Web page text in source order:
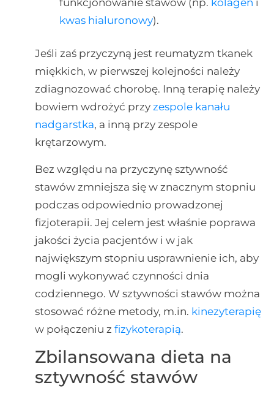
kwas hialuronowy).
Jeśli zaś przyczyną jest reumatyzm tkanek
miękkich, w pierwszej kolejności należy
zdiagnozować chorobę. Inną terapię należy
bowiem wdrożyć przy zespole kanału
nadgarstka, a inną przy zespole
krętarzowym.
Bez względu na przyczynę sztywność
stawów zmniejsza się w znacznym stopniu
podczas odpowiednio prowadzonej
fizjoterapii. Jej celem jest właśnie poprawa
jakości życia pacjentów i w jak
największym stopniu usprawnienie ich, aby
mogli wykonywać czynności dnia
codziennego. W sztywności stawów można
stosować różne metody, m.in. kinezyterapię
w połączeniu z fizykoterapią.
Zbilansowana dieta na
sztywność stawów